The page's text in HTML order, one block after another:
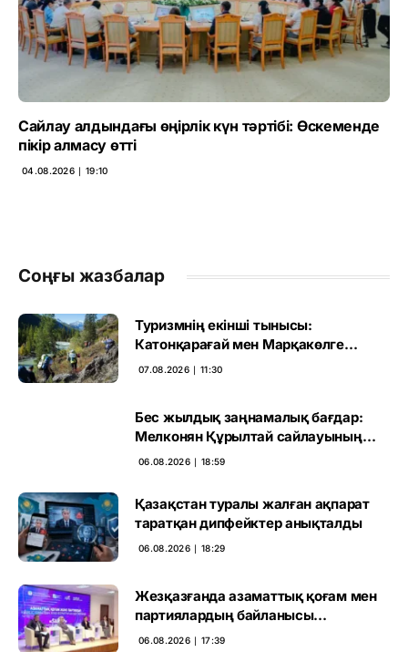
Сайлау алдындағы өңірлік күн тәртібі: Өскеменде
пікір алмасу өтті
04.08.2026 ∣ 19:10
Соңғы жазбалар
Туризмнің екінші тынысы:
Катонқарағай мен Марқакөлге
инвестиция не береді
07.08.2026 ∣ 11:30
Бес жылдық заңнамалық бағдар:
Мелконян Құрылтай сайлауының
маңызын бағалады
06.08.2026 ∣ 18:59
Қазақстан туралы жалған ақпарат
таратқан дипфейктер анықталды
06.08.2026 ∣ 18:29
Жезқазғанда азаматтық қоғам мен
партиялардың байланысы
талқыланды
06.08.2026 ∣ 17:39